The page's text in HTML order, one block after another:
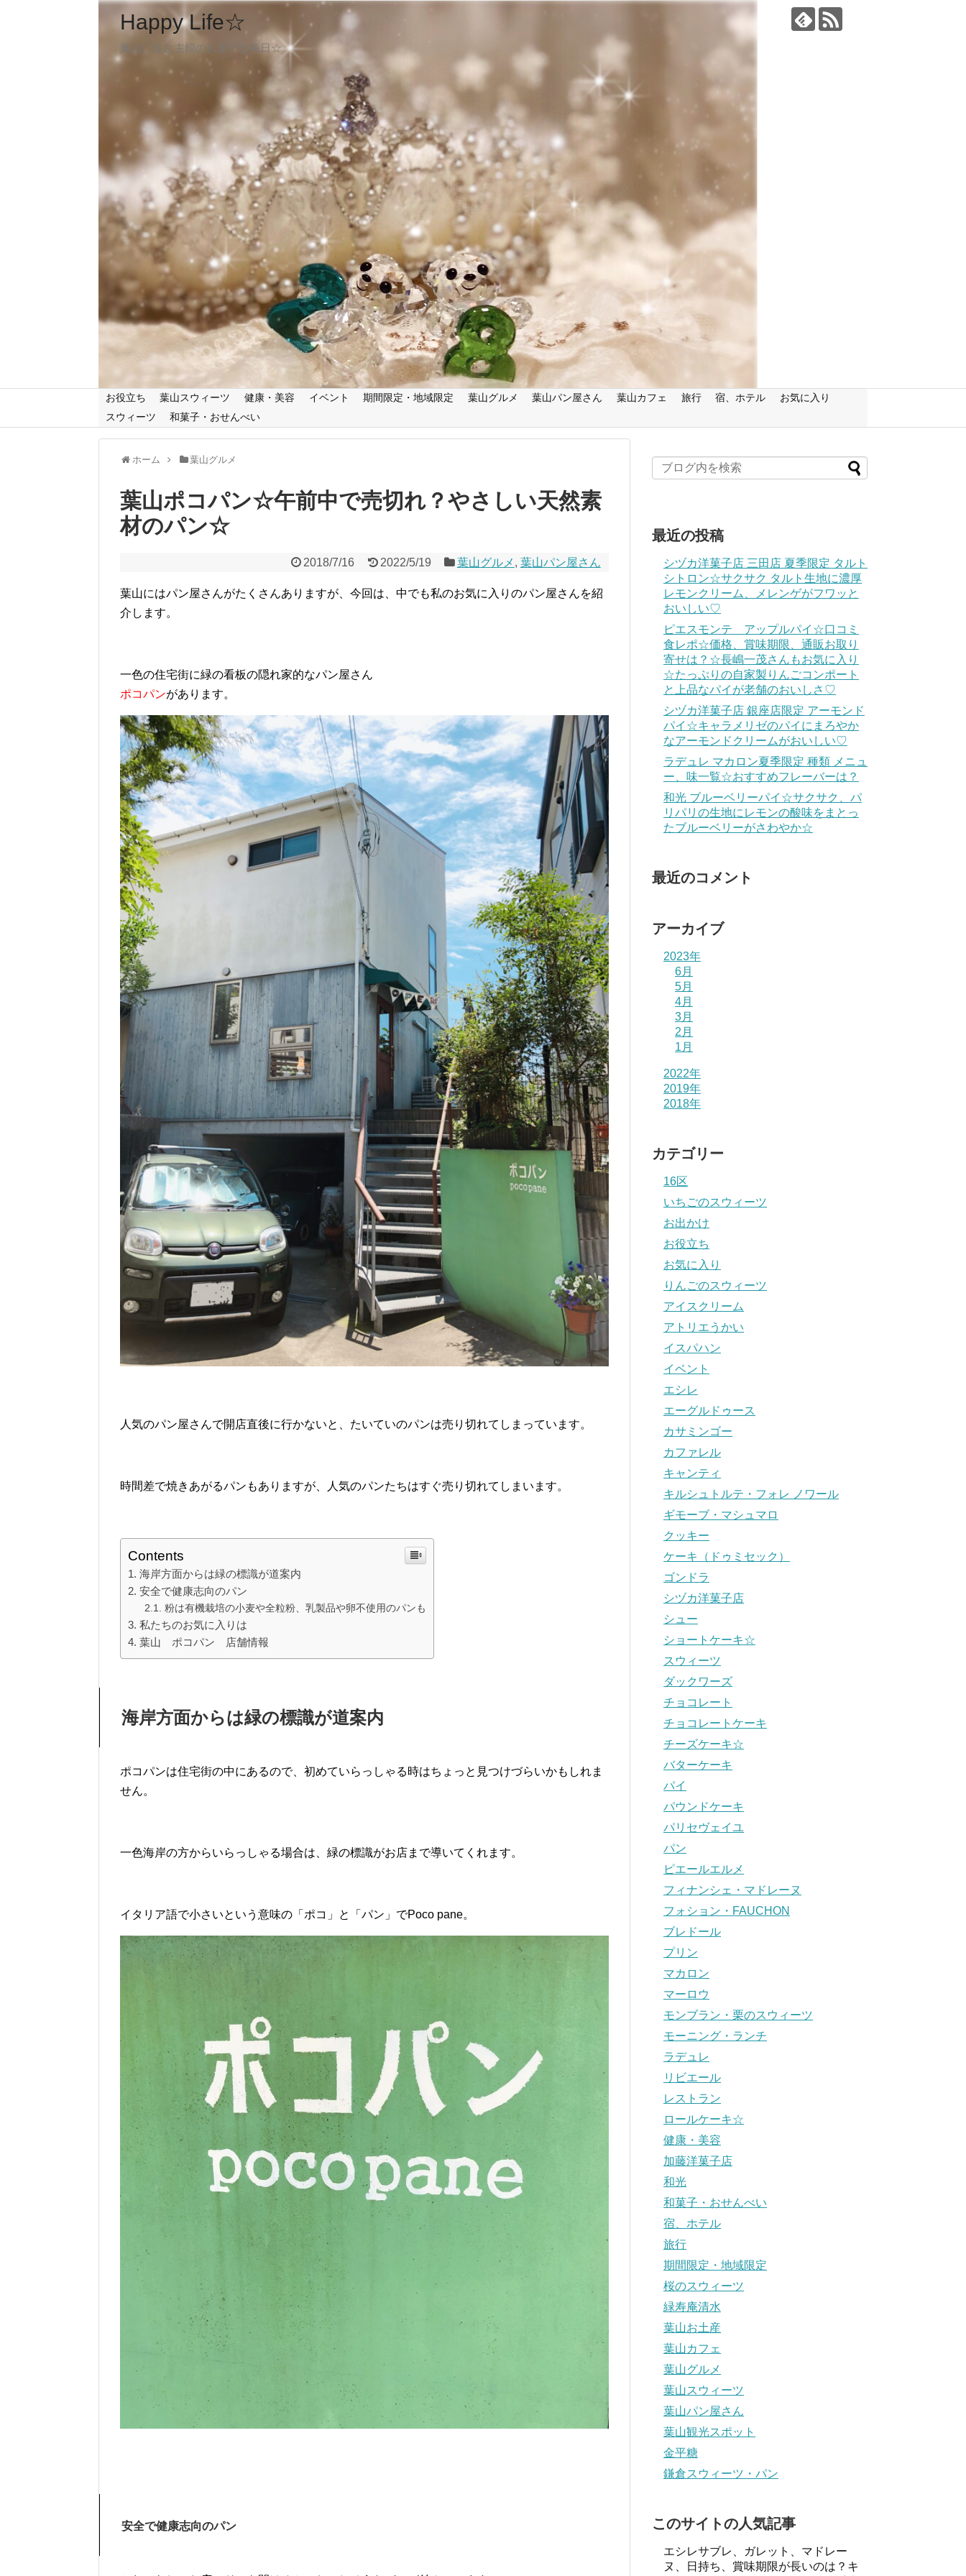
Happy Life☆
葉山に住む主婦のお菓子な毎日☆
お役立ち 葉山スウィーツ 健康・美容 イベント 期間限定・地域限定 葉山グルメ 葉山パン屋さん 葉山カフェ 旅行 宿、ホテル
お気に入り
スウィーツ
和菓子・おせんべい
ホーム 葉山グルメ
葉山ポコパン☆午前中で売切れ？やさしい天然素
材のパン☆
2018/7/16 2022/5/19 葉山グルメ , 葉山パン屋さん
葉山にはパン屋さんがたくさんありますが、 今回は、中でも私のお気に入りのパン屋さんを紹
介します。
一色の住宅街に緑の看板の隠れ家的なパン屋さん
ポコパンがあります。
人気のパン屋さんで開店直後に行かないと、たいていのパンは売り切れてしまっています。
時間差で焼きあがるパンもありますが、人気のパンたちはすぐ売り切れてしまいます。
Contents
海岸方面からは緑の標識が道案内
安全で健康志向のパン
粉は有機栽培の小麦や全粒粉、乳製品や卵不使用のパンも
私たちのお気に入りは
葉山 ポコパン 店舗情報
海岸方面からは緑の標識が道案内
ポコパンは住宅街の中にあるので、初めていらっしゃる時はちょっと見つけづらいかもしれま
せん。
一色海岸の方からいらっしゃる場合は、緑の標識がお店まで導いてくれます。
イタリア語で小さいという意味の「ポコ」と「パン」でPoco pane。
安全で健康志向のパン
最近の投稿
シヅカ洋菓子店 三田店 夏季限定 タルト
シトロン☆サクサク タルト生地に濃厚
レモンクリーム、メレンゲがフワッと
おいしい♡
ピエスモンテ アップルパイ☆口コミ
食レポ☆価格、賞味期限、通販お取り
寄せは？☆長嶋一茂さんもお気に入り
☆たっぷりの自家製りんごコンポート
と上品なパイが老舗のおいしさ♡
シヅカ洋菓子店 銀座店限定 アーモンド
パイ☆キャラメリゼのパイにまろやか
なアーモンドクリームがおいしい♡
ラデュレ マカロン夏季限定 種類 メニュ
ー、味一覧☆おすすめフレーバーは？
和光 ブルーベリーパイ☆サクサク、パ
リパリの生地にレモンの酸味をまとっ
たブルーベリーがさわやか☆
最近のコメント
アーカイブ
2023年
6月
5月
4月
3月
2月
1月
2022年
2019年
2018年
カテゴリー
16区
いちごのスウィーツ
お出かけ
お役立ち
お気に入り
りんごのスウィーツ
アイスクリーム
アトリエうかい
イスパハン
イベント
エシレ
エーグルドゥース
カサミンゴー
カファレル
キャンティ
キルシュトルテ・フォレ ノワール
ギモーブ・マシュマロ
クッキー
ケーキ（ドゥミセック）
ゴンドラ
シヅカ洋菓子店
シュー
ショートケーキ☆
スウィーツ
ダックワーズ
チョコレート
チョコレートケーキ
チーズケーキ☆
バターケーキ
パイ
パウンドケーキ
パリセヴェイユ
パン
ピエールエルメ
フィナンシェ・マドレーヌ
フォション・FAUCHON
ブレドール
プリン
マカロン
マーロウ
モンブラン・栗のスウィーツ
モーニング・ランチ
ラデュレ
リビエール
レストラン
ロールケーキ☆
健康・美容
加藤洋菓子店
和光
和菓子・おせんべい
宿、ホテル
旅行
期間限定・地域限定
桜のスウィーツ
緑寿庵清水
葉山お土産
葉山カフェ
葉山グルメ
葉山スウィーツ
葉山パン屋さん
葉山観光スポット
金平糖
鎌倉スウィーツ・パン
このサイトの人気記事
エシレサブレ、ガレット、マドレー
ヌ、日持ち、賞味期限が長いのは？キ